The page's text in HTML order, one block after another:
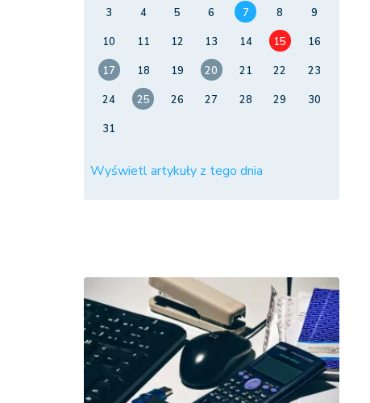
3
4 5 6 7 8
9
10
11 12 13 14 15
16
17
18 19 20 21 22
23
24
25 26 27 28 29
30
31
Wyświetl artykuły z tego dnia